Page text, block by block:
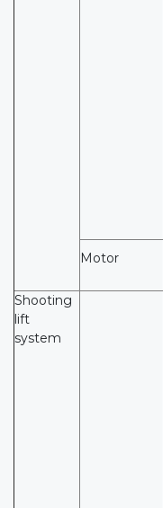
Motor
Shooting
lift
system